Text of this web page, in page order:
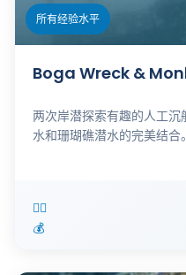
所有经验水平
Boga Wreck &
两次岸潜探索有趣的人工
水和珊瑚礁潜水的完美结合。
🏊‍♂️
💰